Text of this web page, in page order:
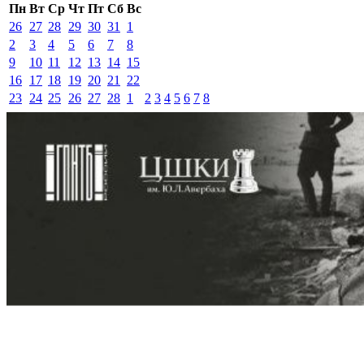
Пн Вт Ср Чт Пт Сб Вс
26 27 28 29 30 31
1
2
3 4 5 6 7
8
9
10 11 12 13 14 15
16 17 18 19 20 21
22
23 24 25 26 27 28 1 2 3 4 5 6 7 8